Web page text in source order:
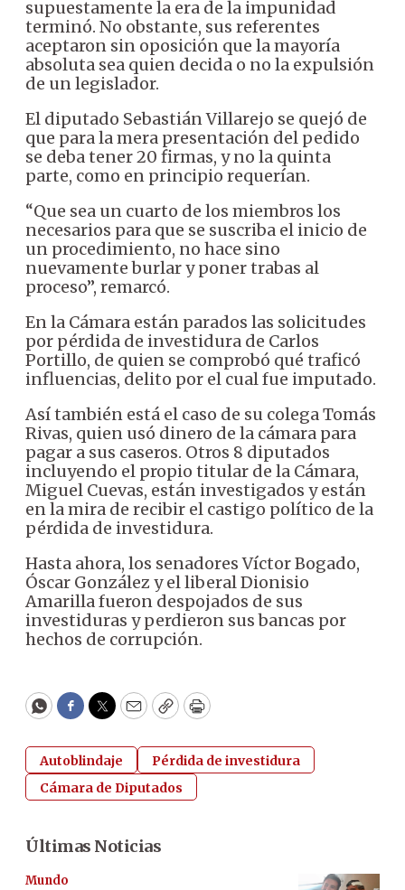
supuestamente la era de la impunidad
terminó. No obstante, sus referentes
aceptaron sin oposición que la mayoría
absoluta sea quien decida o no la expulsión
de un legislador.
El diputado Sebastián Villarejo se quejó de
que para la mera presentación del pedido
se deba tener 20 firmas, y no la quinta
parte, como en principio requerían.
“Que sea un cuarto de los miembros los
necesarios para que se suscriba el inicio de
un procedimiento, no hace sino
nuevamente burlar y poner trabas al
proceso”, remarcó.
En la Cámara están parados las solicitudes
por pérdida de investidura de Carlos
Portillo, de quien se comprobó qué traficó
influencias, delito por el cual fue imputado.
Así también está el caso de su colega Tomás
Rivas, quien usó dinero de la cámara para
pagar a sus caseros. Otros 8 diputados
incluyendo el propio titular de la Cámara,
Miguel Cuevas, están investigados y están
en la mira de recibir el castigo político de la
pérdida de investidura.
Hasta ahora, los senadores Víctor Bogado,
Óscar González y el liberal Dionisio
Amarilla fueron despojados de sus
investiduras y perdieron sus bancas por
hechos de corrupción.
WhatsApp
Facebook
Twitter
EmailCopyPrint
Autoblindaje
Pérdida de investidura
Cámara de Diputados
Últimas Noticias
Mundo